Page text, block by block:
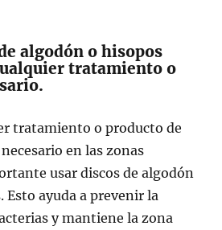
algodón o hisopos
tratamiento o
tratamiento o producto de
en las zonas
usar discos de algodón
Esto ayuda a prevenir la
y mantiene la zona